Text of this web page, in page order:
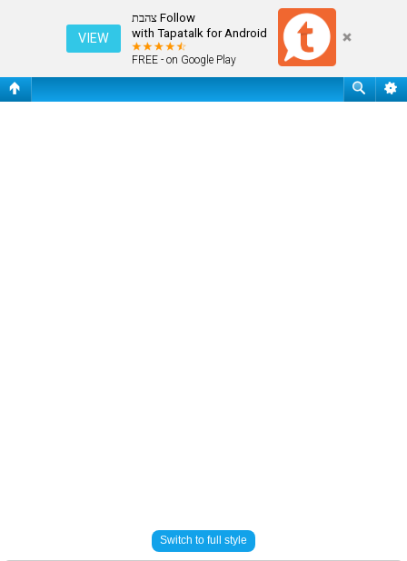
Follow צהבת
with Tapatalk for Android
FREE - on Google Play
VIEW
התחבר
Switch to full style